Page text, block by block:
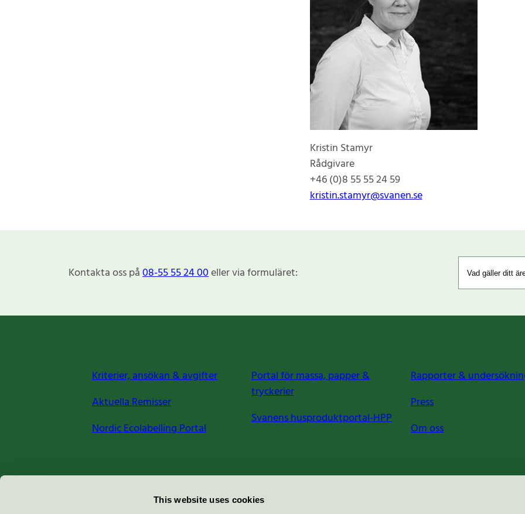
This website uses cookies
Kristin Stamyr
Rådgivare
+46 (0)8 55 55 24 59
kristin.stamyr@svanen.se
Kontakta oss på08-55 55 24 00eller via formuläret:
Kriterier, ansökan & avgifter
Aktuella Remisser
Nordic Ecolabelling Portal
Portal för massa, papper &
tryckerier
Svanens husproduktportal-HPP
Rapporter &
Press
Om oss
Miljömärkning Sverige AB